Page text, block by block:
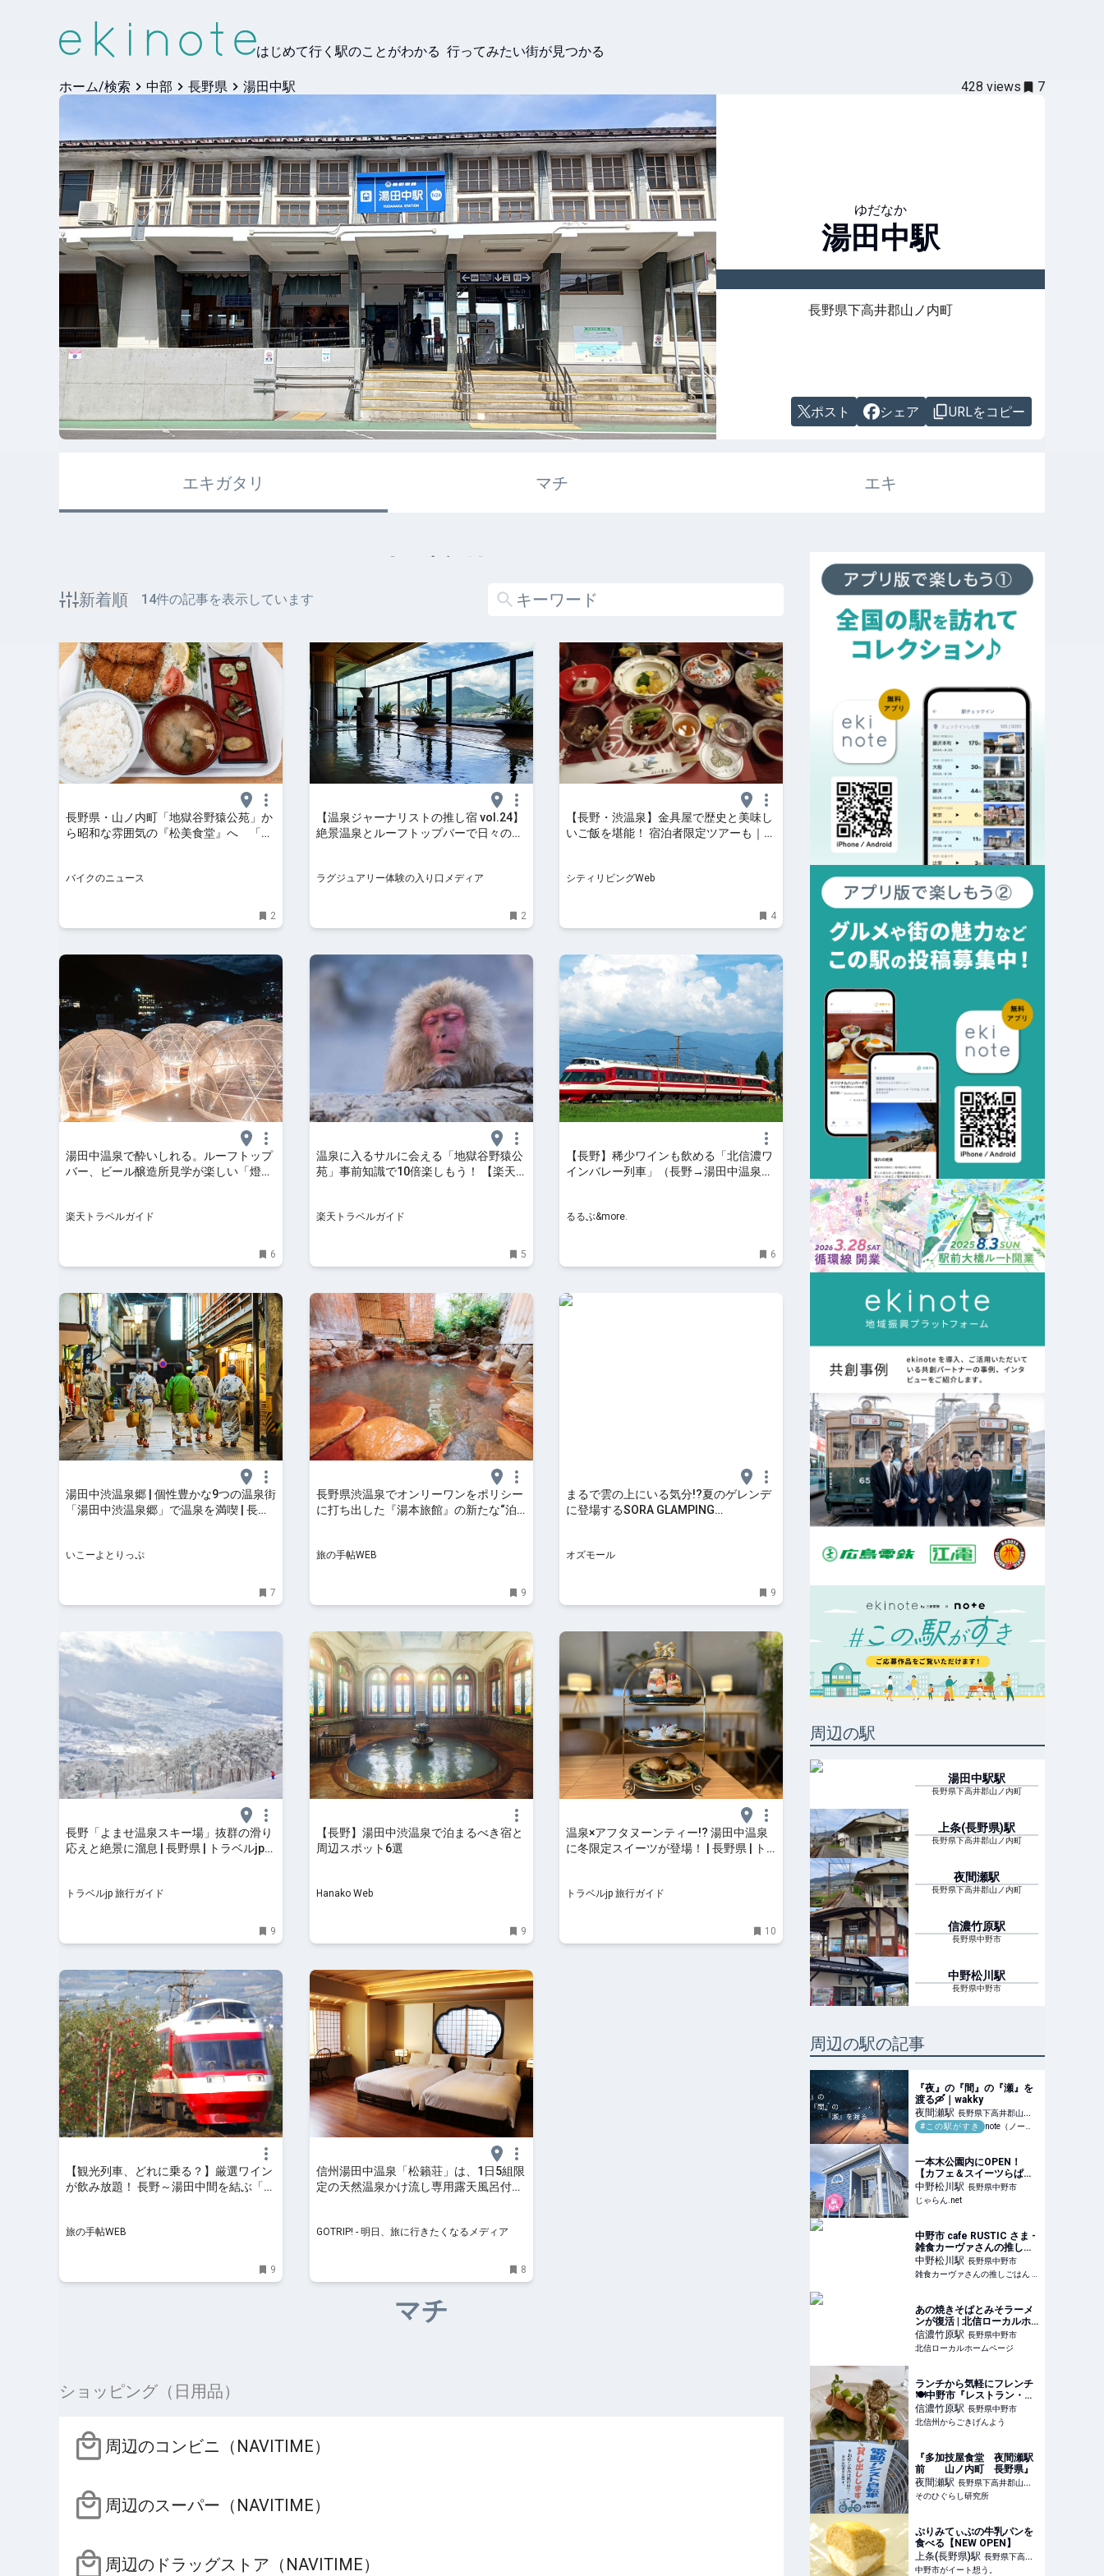
はじめて行く駅のことがわかる 行ってみたい街が見つかる
ホーム/検索 中部 長野県 湯田中駅 428 views 7
ゆだなか
湯田中駅
長野県下高井郡山ノ内町
ポスト シェア URLをコピー
エキガタリ マチ エキ
エキガタリ
新着順 14件の記事を表示しています
長野県・山ノ内町「地獄谷野猿公苑」か
ら昭和な雰囲気の『松美食堂』へ 「か
ライを求めて走る旅
バイクのニュース
2
【温泉ジャーナリストの推し宿 vol.24】
絶景温泉とルーフトップバーで日々の疲
ラグジュアリー体験の入り口メディア
2
【長野・渋温泉】金具屋で歴史と美味し
いご飯を堪能！ 宿泊者限定ツアーも｜シ
シティリビングWeb
4
湯田中温泉で酔いしれる。ルーフトップ
バー、ビール醸造所見学が楽しい「燈
楽天トラベルガイド
6
温泉に入るサルに会える「地獄谷野猿公
苑」事前知識で10倍楽しもう！ 【楽天
楽天トラベルガイド
5
【長野】稀少ワインも飲める「北信濃ワ
インバレー列車」（長野→湯田中温泉）
るるぶ&more.
6
湯田中渋温泉郷 | 個性豊かな9つの温泉街
「湯田中渋温泉郷」で温泉を満喫 | 長野
いこーよとりっぷ
7
長野県渋温泉でオンリーワンをポリシー
に打ち出した『湯本旅館』の新たな“泊
旅の手帖WEB
9
まるで雲の上にいる気分!?夏のゲレンデ
に登場するSORA GLAMPING
オズモール
9
長野「よませ温泉スキー場」抜群の滑り
応えと絶景に溜息 | 長野県 | トラベルjp
トラベルjp 旅行ガイド
9
【長野】湯田中渋温泉で泊まるべき宿と
周辺スポット6選
Hanako Web
9
温泉×アフタヌーンティー!? 湯田中温泉
に冬限定スイーツが登場！ | 長野県 | ト
トラベルjp 旅行ガイド
10
【観光列車、どれに乗る？】厳選ワイン
が飲み放題！ 長野～湯田中間を結ぶ「北
旅の手帖WEB
9
信州湯田中温泉「松籟荘」は、1日5組限
定の天然温泉かけ流し専用露天風呂付き
GOTRIP! - 明日、旅に行きたくなるメディア
8
マチ
ショッピング（日用品）
周辺のコンビニ（NAVITIME）
周辺のスーパー（NAVITIME）
周辺のドラッグストア（NAVITIME）
周辺の駅
湯田中駅駅
長野県下高井郡山ノ内町
上条(長野県)駅
長野県下高井郡山ノ内町
夜間瀬駅
長野県下高井郡山ノ内町
信濃竹原駅
長野県中野市
中野松川駅
長野県中野市
周辺の駅の記事
『夜』の『間』の『瀬』を
渡る🛶｜wakky
夜間瀬駅 長野県下高井郡山ノ
内町
#この駅がすき note（ノート）
一本木公園内にOPEN！
【カフェ＆スイーツらぱ
ん】/ルートインＧｒａｎｄ
中野小布施のブログ - 宿泊
予約は＜じゃらんnet＞
中野松川駅 長野県中野市
じゃらん.net
中野市 cafe RUSTIC さま -
雑食カーヴァさんの推しご
はん
中野松川駅 長野県中野市
雑食カーヴァさんの推しごはん - 信州長野食べ歩きブログ
あの焼きそばとみそラーメ
ンが復活 | 北信ローカルホ
ームページ
信濃竹原駅 長野県中野市
北信ローカルホームページ
ランチから気軽にフレンチ
🍽️中野市『レストラン・ミ
ューズ・シェシゲ』（北信
州おいしい食材フェア
2025）
信濃竹原駅 長野県中野市
北信州からごきげんよう
『多加技屋食堂 夜間瀬駅
前 山ノ内町 長野県』
夜間瀬駅 長野県下高井郡山ノ
内町
そのひぐらし研究所
ぷりみてぃぶの牛乳パンを
食べる【NEW OPEN】
上条(長野県)駅 長野県下高井
郡山ノ内町
中野市がイート想う。